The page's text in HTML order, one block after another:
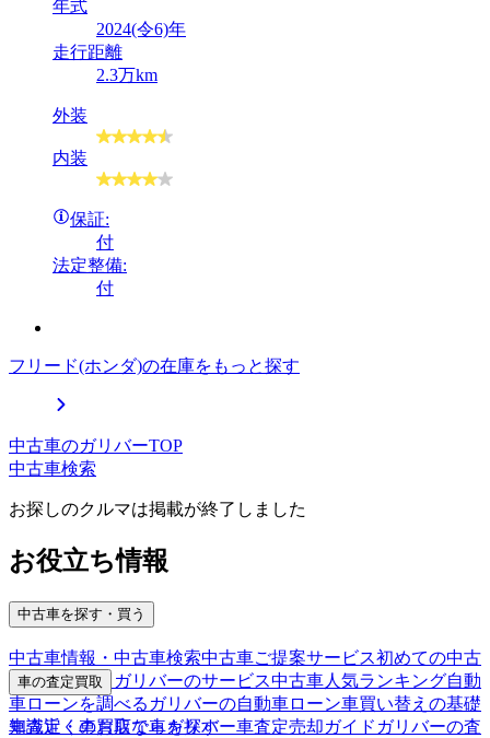
年式
2024(令6)年
走行距離
2.3万km
外装
内装
保証:
付
法定整備:
付
フリード(ホンダ)の在庫をもっと探す
中古車のガリバーTOP
中古車検索
お探しのクルマは掲載が終了しました
お役立ち情報
中古車を探す・買う
中古車情報・中古車検索中古車ご提案サービス初めての中古
車購入ガイド
ガリバーのサービス中古車人気ランキング自動
車ローンを調べる ガリバーの自動車ローン車買い替えの基礎
知識近くのお店で車を探す
車の査定買取
車査定・車買取ならガリバー車査定売却ガイド ガリバーの査